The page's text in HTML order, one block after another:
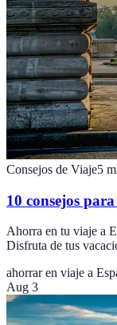
Consejos de Viaje5
10 consejos
Ahorra en tu viaje a
Disfruta de tus
ahorrar en viaje a
Aug 3